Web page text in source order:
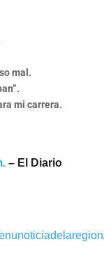
mal.
mi carrera.
– El Diario